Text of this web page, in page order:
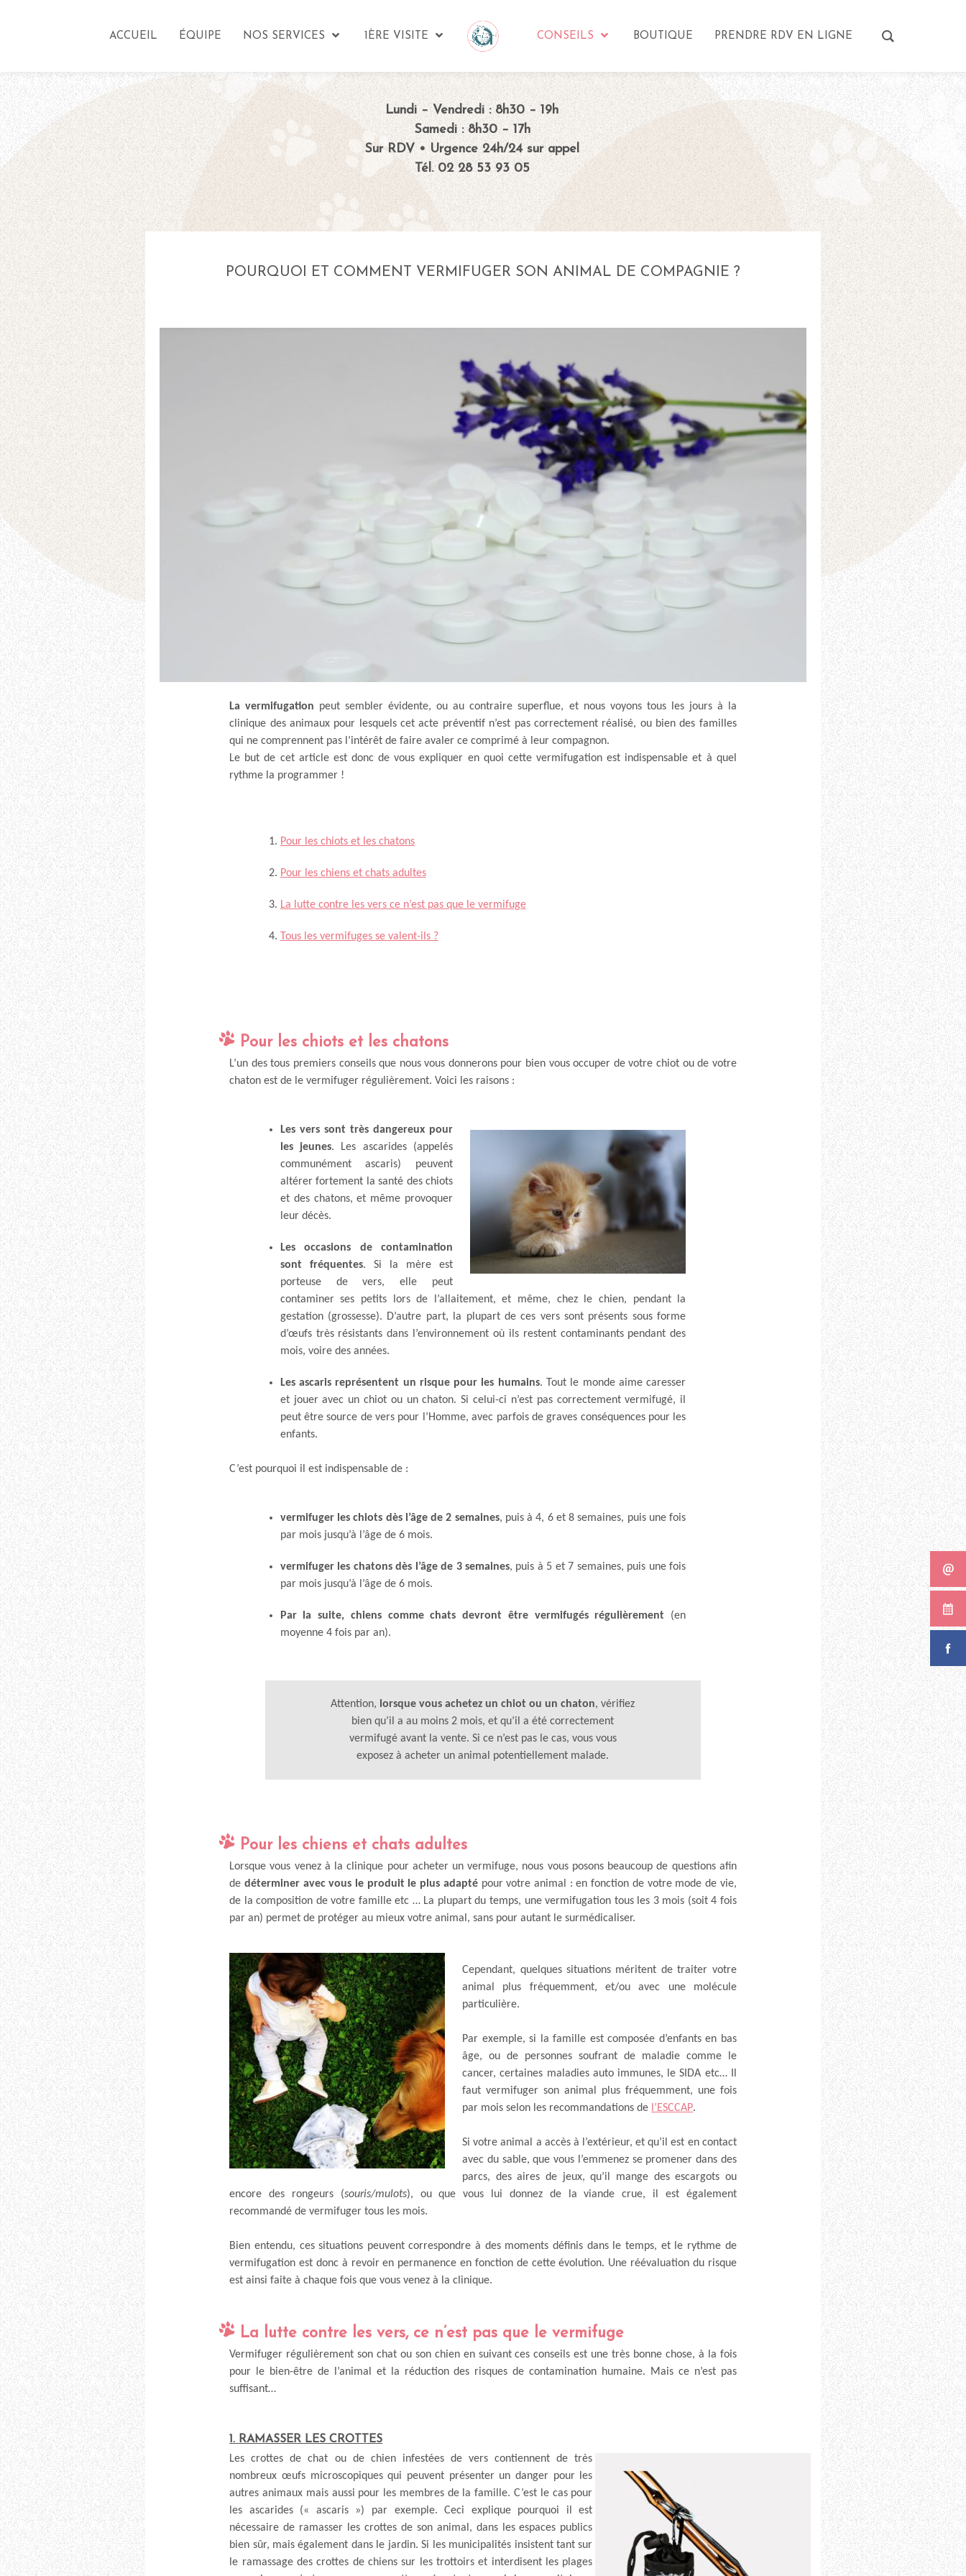
ACCUEIL ÉQUIPE NOS SERVICES 1ÈRE VISITE CONSEILS BOUTIQUE PRENDRE RDV EN LIGNE
Lundi – Vendredi : 8h30 – 19h
Samedi : 8h30 – 17h
Sur RDV • Urgence 24h/24 sur appel
Tél. 02 28 53 93 05
POURQUOI ET COMMENT VERMIFUGER SON ANIMAL DE COMPAGNIE ?
La vermifugation peut sembler évidente, ou au contraire superflue, et nous voyons tous les jours à la
clinique des animaux pour lesquels cet acte préventif n’est pas correctement réalisé, ou bien des familles
qui ne comprennent pas l’intérêt de faire avaler ce comprimé à leur compagnon.
Le but de cet article est donc de vous expliquer en quoi cette vermifugation est indispensable et à quel
rythme la programmer !
Pour les chiots et les chatons
Pour les chiens et chats adultes
La lutte contre les vers ce n’est pas que le vermifuge
Tous les vermifuges se valent-ils ?
Pour les chiots et les chatons
L’un des tous premiers conseils que nous vous donnerons pour bien vous occuper de votre chiot ou de votre
chaton est de le vermifuger régulièrement. Voici les raisons :
Les vers sont très dangereux pour
les jeunes. Les ascarides (appelés
communément ascaris) peuvent
altérer fortement la santé des chiots
et des chatons, et même provoquer
leur décès.
Les occasions de contamination
sont fréquentes. Si la mère est
porteuse de vers, elle peut
contaminer ses petits lors de l’allaitement, et même, chez le chien, pendant la
gestation (grossesse). D’autre part, la plupart de ces vers sont présents sous forme
d’œufs très résistants dans l’environnement où ils restent contaminants pendant des
mois, voire des années.
Les ascaris représentent un risque pour les humains. Tout le monde aime caresser
et jouer avec un chiot ou un chaton. Si celui-ci n’est pas correctement vermifugé, il
peut être source de vers pour l’Homme, avec parfois de graves conséquences pour les
enfants.
C’est pourquoi il est indispensable de :
vermifuger les chiots dès l’âge de 2 semaines, puis à 4, 6 et 8 semaines, puis une fois
par mois jusqu’à l’âge de 6 mois.
vermifuger les chatons dès l’âge de 3 semaines, puis à 5 et 7 semaines, puis une fois
par mois jusqu’à l’âge de 6 mois.
Par la suite, chiens comme chats devront être vermifugés régulièrement (en
moyenne 4 fois par an).
Attention, lorsque vous achetez un chiot ou un chaton, vérifiez
bien qu’il a au moins 2 mois, et qu’il a été correctement
vermifugé avant la vente. Si ce n’est pas le cas, vous vous
exposez à acheter un animal potentiellement malade.
Pour les chiens et chats adultes
Lorsque vous venez à la clinique pour acheter un vermifuge, nous vous posons beaucoup de questions afin
de déterminer avec vous le produit le plus adaptépour votre animal : en fonction de votre mode de vie,
de la composition de votre famille etc … La plupart du temps, une vermifugation tous les 3 mois (soit 4 fois
par an) permet de protéger au mieux votre animal, sans pour autant le surmédicaliser.
Cependant, quelques situations méritent de traiter votre
animal plus fréquemment, et/ou avec une molécule
particulière.
Par exemple, si la famille est composée d’enfants en bas
âge, ou de personnes soufrant de maladie comme le
cancer, certaines maladies auto immunes, le SIDA etc… Il
faut vermifuger son animal plus fréquemment, une fois
par mois selon les recommandations de l’ESCCAP.
Si votre animal a accès à l’extérieur, et qu’il est en contact
avec du sable, que vous l’emmenez se promener dans des
parcs, des aires de jeux, qu’il mange des escargots ou
encore des rongeurs (souris/mulots), ou que vous lui donnez de la viande crue, il est également
recommandé de vermifuger tous les mois.
Bien entendu, ces situations peuvent correspondre à des moments définis dans le temps, et le rythme de
vermifugation est donc à revoir en permanence en fonction de cette évolution. Une réévaluation du risque
est ainsi faite à chaque fois que vous venez à la clinique.
La lutte contre les vers, ce n’est pas que le vermifuge
Vermifuger régulièrement son chat ou son chien en suivant ces conseils est une très bonne chose, à la fois
pour le bien-être de l’animal et la réduction des risques de contamination humaine. Mais ce n’est pas
suffisant…
1. RAMASSER LES CROTTES
Les crottes de chat ou de chien infestées de vers contiennent de très
nombreux œufs microscopiques qui peuvent présenter un danger pour les
autres animaux mais aussi pour les membres de la famille. C’est le cas pour
les ascarides (« ascaris ») par exemple. Ceci explique pourquoi il est
nécessaire de ramasser les crottes de son animal, dans les espaces publics
bien sûr, mais également dans le jardin. Si les municipalités insistent tant sur
le ramassage des crottes de chiens sur les trottoirs et interdisent les plages